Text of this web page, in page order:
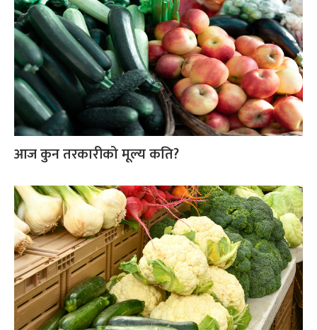
आज कुन तरकारीको मूल्य कति?